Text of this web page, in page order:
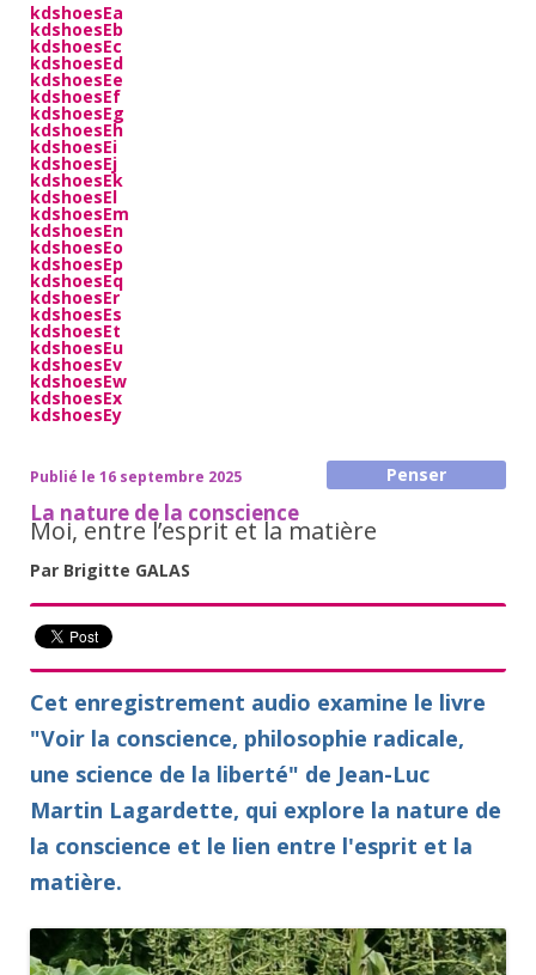
kdshoesEa
kdshoesEb
kdshoesEc
kdshoesEd
kdshoesEe
kdshoesEf
kdshoesEg
kdshoesEh
kdshoesEi
kdshoesEj
kdshoesEk
kdshoesEl
kdshoesEm
kdshoesEn
kdshoesEo
kdshoesEp
kdshoesEq
kdshoesEr
kdshoesEs
kdshoesEt
kdshoesEu
kdshoesEv
kdshoesEw
kdshoesEx
kdshoesEy
Publié le 16 septembre 2025 Penser
La nature de la conscience
Moi, entre l’esprit et la matière
Par Brigitte GALAS
Cet enregistrement audio examine le livre
"Voir la conscience, philosophie radicale,
une science de la liberté" de Jean-Luc
Martin Lagardette, qui explore la nature de
la conscience et le lien entre l'esprit et la
matière.